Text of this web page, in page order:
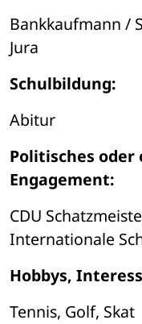
Bankkaufmann /
Jura
Schulbildung:
Abitur
Politisches
Engagement:
CDU
Internationale
Hobbys,
Tennis, Golf, Skat